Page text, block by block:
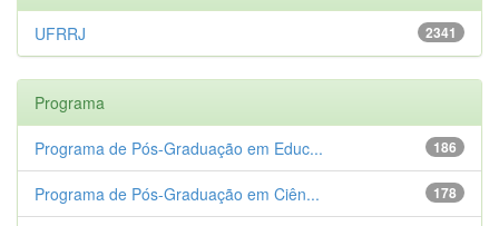
2341
UFRRJ
Programa
186
Programa de Pós-Graduação em Educ...
178
Programa de Pós-Graduação em Ciên...